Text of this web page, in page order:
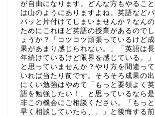
が自由になります。どんな方もやること
は山のようにありますよね。英語などパ
パッと片付けてしまいませんか？なんの
ためにこれほど英語の授業があるのでし
ょうか？「コツコツ頑張っているけど成
果があまり感じられない。」「英語は長
年続けているけど限界を感じている。」
と思っていませんか？やり方を間違って
いれば当たり前です。そろそろ成果の出
にくい勉強はやめて「もっと要領よく英
語を勉強したい！」と思っているなら是
非この機会にご相談ください。「もっと
早く相談していたら、、」と後悔する前